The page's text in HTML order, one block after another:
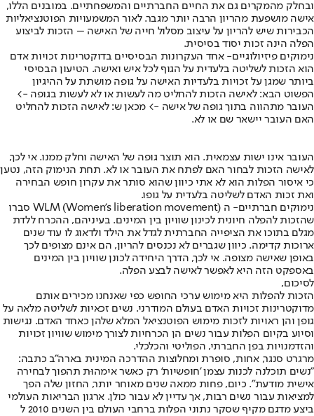
ובחלק מהמקרים גם את החיים החברתיים והמשפחתיים. במובנים הללו,
אישה מושפעת מהריון הרבה יותר מגבר. לאור המשמעויות הפוטנציאליות
הכבירות שיש להריון על עיצוב מסלול חייה של האישה – הזכות לביצוע
הפלה הינה זכות יסוד בסיסית.
נימוקים פיזיולוגיים- אחד העקרונות הבסיסיים בדוקטרינות זכויות אדם
הוא הזכות לשליטה בלעדית על הגוף לכל איש ואישה. הטיעון הבסיסי
ביותר שמגן על זכויות בלעדיות האישה על גופה מושתת על ההיגיון
הפשוט הבא: לאישה הזכות להחליט מה לעשות או לא לעשות בגופה ->
העובר מתהווה בתוך גופה של אישה -> מכאן ש: לאישה הזכות להחליט
האם העובר יישאר שם או לא.
העובר אינו ישות עצמאית. הוא תוצר גופה של האישה וחלק ממנו. אי לכך,
לאישה הזכות לבחור האם לפתח את העובר או לא. תחת הנימוק הזה, נטען
כי איסור הפלות הוא לא אתי כיוון שהוא סותר את עקרון חופש הבחירה
ואת זכות האדם לשליטה בלעדית על גופו.
נימוקים חברתיים
- ה (WLM (Women's liberation movement סברו
שהזכות להפלה חיונית לכינון שוויון בין המינים. בעיניהם, ההכרח ללדת
מגלם בתוכו את הציפייה החברתית לגדל את הילד ולדאוג לו עוד שנים
ארוכות קדימה. כיוון שגברים לא נכנסים להריון, הם אינם מצופים לכך
באופן שאישה מצופה. אי לכך, הדרך היחידה לכונן שוויון בין המינים
באספקט הזה היא לאפשר לאישה לבצע הפלה.
לסיכום,
הזכות להפלות היא מימוש ערכי החופש כפי שאנחנו מכירים אותם
מדוקטרינות זכויות האדם בעולם המודרני. נשים זכאיות לשליטה מלאה על
גופן והן ראויות לזכות מימוש הפוטנציאל המלא שלהן כאחד האדם. נגישות
וסיוע בקיום הפלות עבור נשים הן הכרחיות לצורך מימוש שוויון זכויות
והזדמנויות בפן החברתי, הפוליטי והכלכלי.
מרגרט סנגר, אחות, סופרת ומחלוצות ההדרכה המינית בארה"ב כתבה:
"נשים תוכלנה לכנות עצמן 'חופשיות' רק כאשר אימהוּת תהפוך לבחירה
אישית מודעת". כיום, פחות ממאה שנים מאוחר יותר, החזון שלה הפך
למציאות עבור נשים רבות, אך עדיין לא עבור כולן. ארגון הבריאות העולמי
ביצע מדגם מקיף שסקר נתוני הפלות ברחבי העולם בין השנים 2010 ל